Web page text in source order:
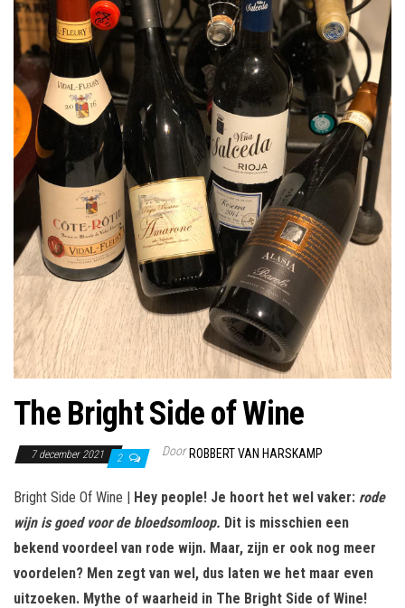
The Bright Side of Wine
7 december 2021 2 Door ROBBERT VAN HARSKAMP
Bright Side Of Wine | Hey people! Je hoort het wel vaker: rode
wijn is goed voor de bloedsomloop. Dit is misschien een
bekend voordeel van rode wijn. Maar, zijn er ook nog meer
voordelen? Men zegt van wel, dus laten we het maar even
uitzoeken. Mythe of waarheid in The Bright Side of Wine!